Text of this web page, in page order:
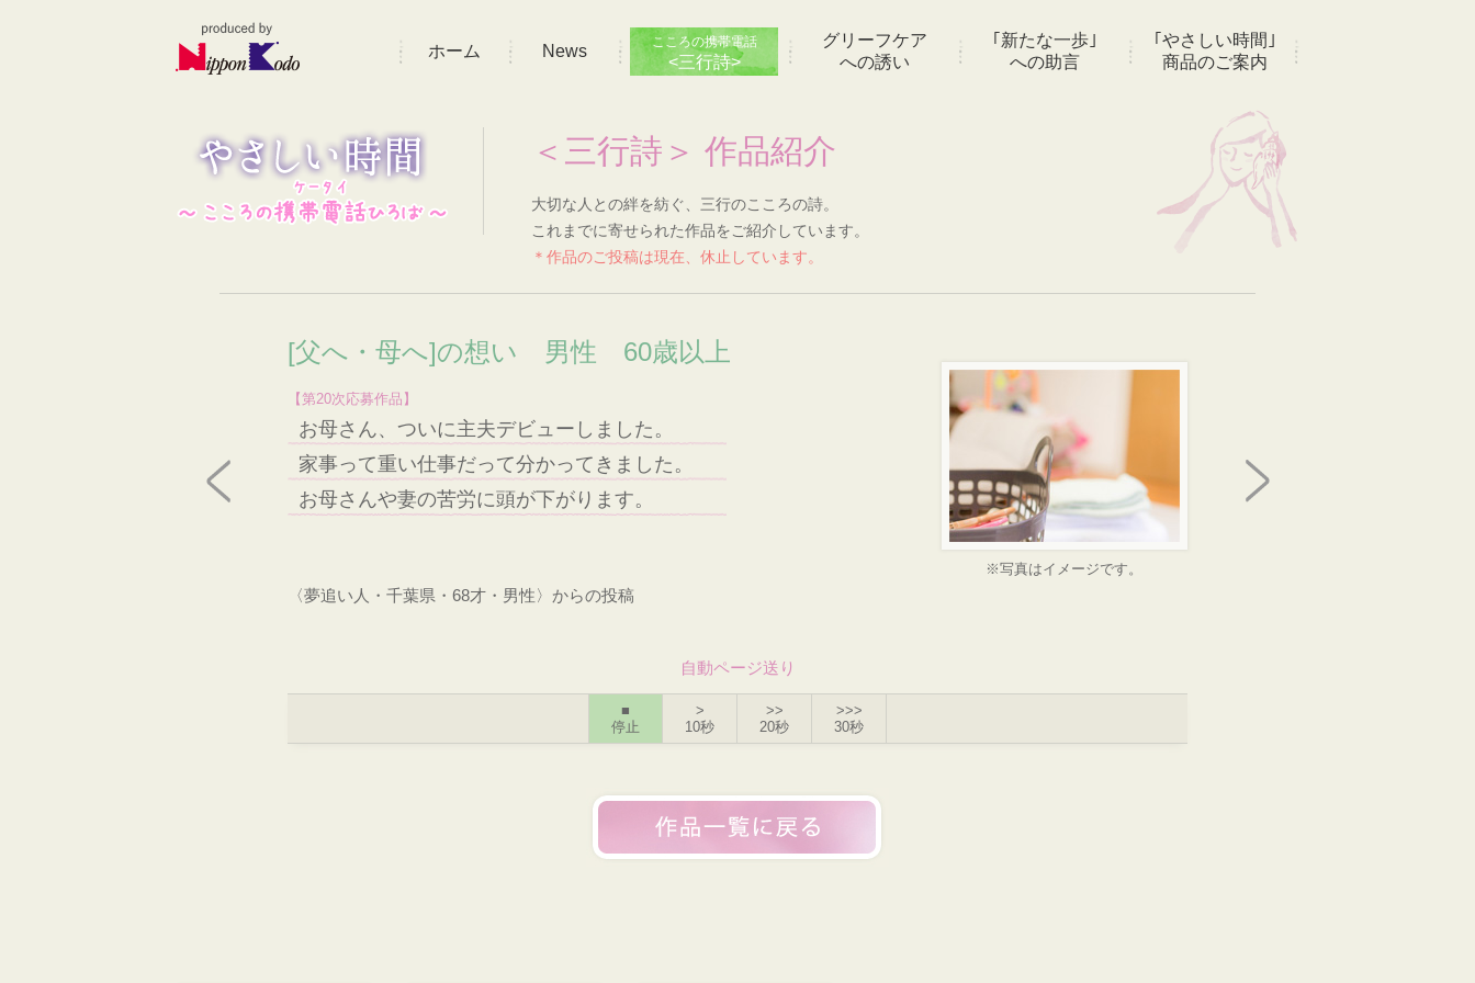
ホーム News こころの携帯電話
<三行詩>
グリーフケア
への誘い
｢新たな一歩｣
への助言
｢やさしい時間｣
商品のご案内
＜三行詩＞ 作品紹介
大切な人との絆を紡ぐ、三行のこころの詩。
これまでに寄せられた作品をご紹介しています。
＊作品のご投稿は現在、休止しています。
[父へ・母へ]の想い 男性 60歳以上
【第20次応募作品】
お母さん、ついに主夫デビューしました。
家事って重い仕事だって分かってきました。
お母さんや妻の苦労に頭が下がります。
※写真はイメージです。
〈夢追い人・千葉県・68才・男性〉からの投稿
自動ページ送り
■
停止
>
10秒
>>
20秒
>>>
30秒